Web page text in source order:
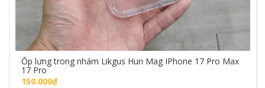
Ốp lưng trong nhám Likgus Hun Mag IPhone 17 Pro Max
17 Pro
150.000₫